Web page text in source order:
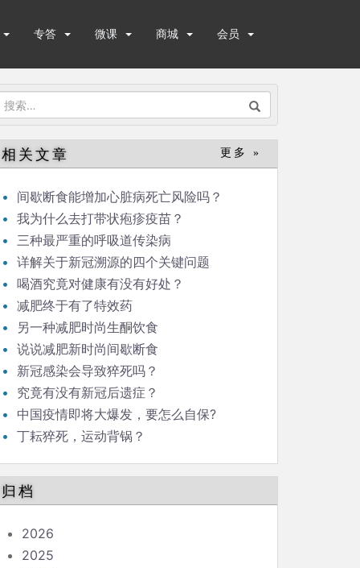
专答 微课 商城 会员
搜
：
相关文章 更多 »
间歇断食能增加心脏病死亡风险吗？
我为什么去打带状疱疹疫苗？
三种最严重的呼吸道传染病
详解关于新冠溯源的四个关键问题
喝酒究竟对健康有没有好处？
减肥终于有了特效药
另一种减肥时尚生酮饮食
说说减肥新时尚间歇断食
新冠感染会导致猝死吗？
究竟有没有新冠后遗症？
中国疫情即将大爆发，要怎么自保?
丁耘猝死，运动背锅？
归档
2026
2025